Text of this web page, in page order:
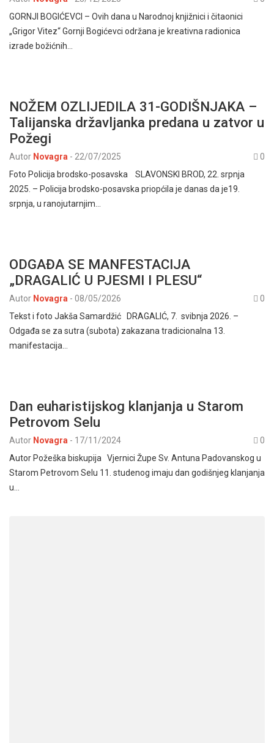
GORNJI BOGIĆEVCI – Ovih dana u Narodnoj knjižnici i čitaonici
„Grigor Vitez“ Gornji Bogićevci održana je kreativna radionica
izrade božićnih…
NOŽEM OZLIJEDILA 31-GODIŠNJAKA –
Talijanska državljanka predana u zatvor u
Požegi
Autor Novagra - 22/07/2025
0
Foto Policija brodsko-posavska SLAVONSKI BROD, 22. srpnja
2025. – Policija brodsko-posavska priopćila je danas da je19.
srpnja, u ranojutarnjim…
ODGAĐA SE MANFESTACIJA
„DRAGALIĆ U PJESMI I PLESU“
Autor Novagra - 08/05/2026
0
Tekst i foto Jakša Samardžić DRAGALIĆ, 7. svibnja 2026. –
Odgađa se za sutra (subota) zakazana tradicionalna 13.
manifestacija…
Dan euharistijskog klanjanja u Starom
Petrovom Selu
Autor Novagra - 17/11/2024
0
Autor Požeška biskupija Vjernici Župe Sv. Antuna Padovanskog u
Starom Petrovom Selu 11. studenog imaju dan godišnjeg klanjanja
u…